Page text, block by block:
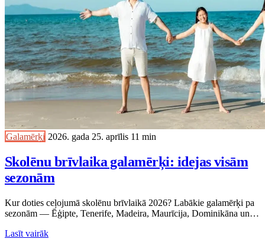
Galamērķi 2026. gada 25. aprīlis 11 min
Skolēnu brīvlaika galamērķi: idejas visām
sezonām
Kur doties ceļojumā skolēnu brīvlaikā 2026? Labākie galamērķi pa
sezonām — Ēģipte, Tenerife, Madeira, Maurīcija, Dominikāna un
Lasīt vairāk